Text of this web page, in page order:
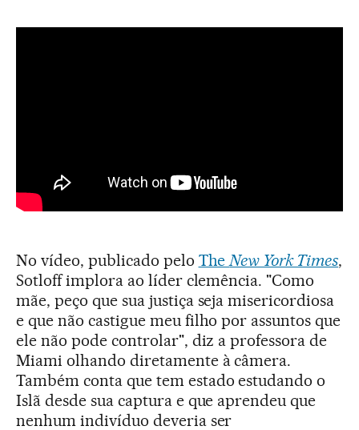
No vídeo, publicado pelo TheNew York Times,
Sotloff implora ao líder clemência. "Como
mãe, peço que sua justiça seja misericordiosa
e que não castigue meu filho por assuntos que
ele não pode controlar", diz a professora de
Miami olhando diretamente à câmera.
Também conta que tem estado estudando o
Islã desde sua captura e que aprendeu que
nenhum indivíduo deveria ser